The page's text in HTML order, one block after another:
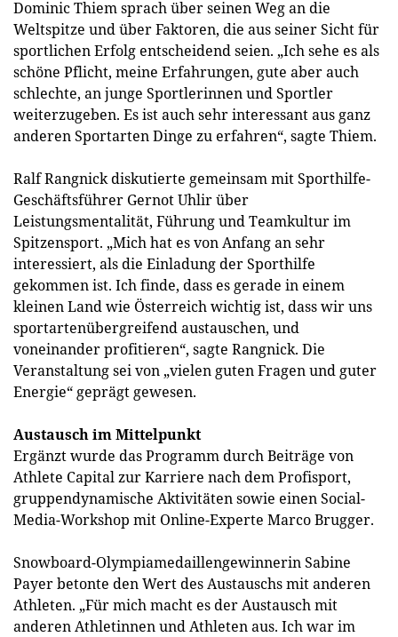
Dominic Thiem sprach über seinen Weg an die
Weltspitze und über Faktoren, die aus seiner Sicht für
sportlichen Erfolg entscheidend seien. „Ich sehe es als
schöne Pflicht, meine Erfahrungen, gute aber auch
schlechte, an junge Sportlerinnen und Sportler
weiterzugeben. Es ist auch sehr interessant aus ganz
anderen Sportarten Dinge zu erfahren“, sagte Thiem.
Ralf Rangnick diskutierte gemeinsam mit Sporthilfe-
Geschäftsführer Gernot Uhlir über
Leistungsmentalität, Führung und Teamkultur im
Spitzensport. „Mich hat es von Anfang an sehr
interessiert, als die Einladung der Sporthilfe
gekommen ist. Ich finde, dass es gerade in einem
kleinen Land wie Österreich wichtig ist, dass wir uns
sportartenübergreifend austauschen, und
voneinander profitieren“, sagte Rangnick. Die
Veranstaltung sei von „vielen guten Fragen und guter
Energie“ geprägt gewesen.
Austausch im Mittelpunkt
Ergänzt wurde das Programm durch Beiträge von
Athlete Capital zur Karriere nach dem Profisport,
gruppendynamische Aktivitäten sowie einen Social-
Media-Workshop mit Online-Experte Marco Brugger.
Snowboard-Olympiamedaillengewinnerin Sabine
Payer betonte den Wert des Austauschs mit anderen
Athleten. „Für mich macht es der Austausch mit
anderen Athletinnen und Athleten aus. Ich war im